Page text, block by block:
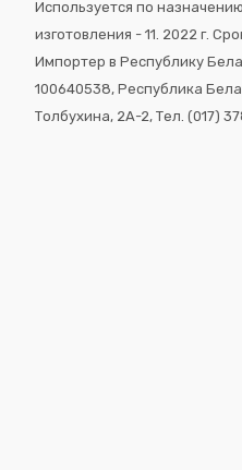
Используется по
изготовления - 11. 2022 г.
Импортер в Республику
100640538, Республика
Толбухина, 2A-2, Тел. (017)